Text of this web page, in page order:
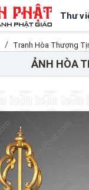
Thư
Tranh Hòa Thượng
ẢNH HÒA